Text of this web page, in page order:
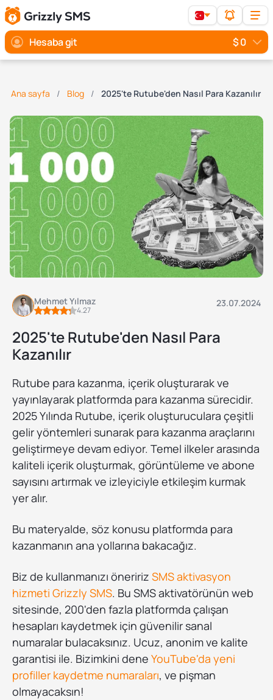
Hesaba git $ 0
Ana sayfa Blog 2025'te Rutube'den Nasıl Para Kazanılır
Mehmet Yılmaz
4.27
23.07.2024
2025'te Rutube'den Nasıl Para
Kazanılır
Rutube para kazanma, içerik oluşturarak ve
yayınlayarak platformda para kazanma sürecidir.
2025 Yılında Rutube, içerik oluşturuculara çeşitli
gelir yöntemleri sunarak para kazanma araçlarını
geliştirmeye devam ediyor. Temel ilkeler arasında
kaliteli içerik oluşturmak, görüntüleme ve abone
sayısını artırmak ve izleyiciyle etkileşim kurmak
yer alır.
Bu materyalde, söz konusu platformda para
kazanmanın ana yollarına bakacağız.
Biz de kullanmanızı öneririz SMS aktivasyon
hizmeti Grizzly SMS. Bu SMS aktivatörünün web
sitesinde, 200'den fazla platformda çalışan
hesapları kaydetmek için güvenilir sanal
numaralar bulacaksınız. Ucuz, anonim ve kalite
garantisi ile. Bizimkini dene YouTube'da yeni
profiller kaydetme numaraları, ve pişman
olmayacaksın!